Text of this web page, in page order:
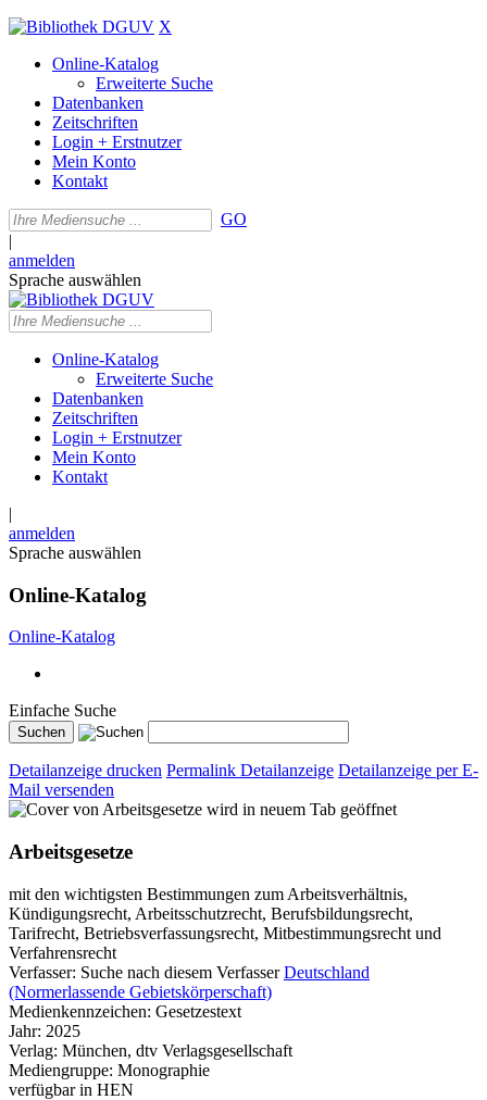
X
Online-Katalog
Erweiterte Suche
Datenbanken
Zeitschriften
Login + Erstnutzer
Mein Konto
Kontakt
GO
|
anmelden
Sprache auswählen
Online-Katalog
Erweiterte Suche
Datenbanken
Zeitschriften
Login + Erstnutzer
Mein Konto
Kontakt
|
anmelden
Sprache auswählen
Online-Katalog
Online-Katalog
Einfache Suche
Detailanzeige drucken Permalink Detailanzeige Detailanzeige per E-
Mail versenden
wird in neuem Tab geöffnet
Arbeitsgesetze
mit den wichtigsten Bestimmungen zum Arbeitsverhältnis,
Kündigungsrecht, Arbeitsschutzrecht, Berufsbildungsrecht,
Tarifrecht, Betriebsverfassungsrecht, Mitbestimmungsrecht und
Verfahrensrecht
Verfasser: Suche nach diesem Verfasser Deutschland
(Normerlassende Gebietskörperschaft)
Medienkennzeichen: Gesetzestext
Jahr: 2025
Verlag: München, dtv Verlagsgesellschaft
Mediengruppe: Monographie
verfügbar in HEN